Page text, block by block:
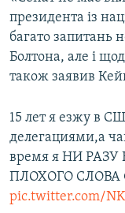
президента із
багато запитань
Болтона, але і
також заявив
15 лет я езжу в
делегациями,а
время я НИ
ПЛОХОГО СЛОВА
pic.twitter.com/